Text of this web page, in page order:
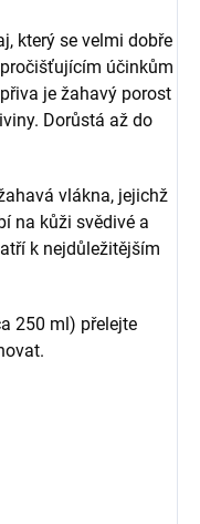
který se velmi dobře
účinkům
je žahavý porost
Dorůstá až do
vlákna, jejichž
na kůži svědivé a
k nejdůležitějším
250 ml) přelejte